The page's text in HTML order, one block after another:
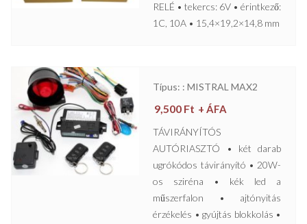
RELÉ • tekercs: 6V • érintkező:
1C, 10A • 15,4×19,2×14,8 mm
Típus: : MISTRAL MAX2
9,500 Ft + ÁFA
TÁVIRÁNYÍTÓS
AUTÓRIASZTÓ • két darab
ugrókódos távirányító • 20W-
os sziréna • kék led a
műszerfalon • ajtónyitás
érzékelés • gyújtás blokkolás •